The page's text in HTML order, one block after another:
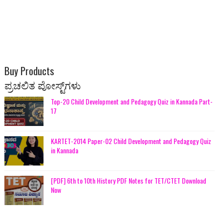
Buy Products
ಪ್ರಚಲಿತ ಪೋಸ್ಟ್‌ಗಳು
Top-20 Child Development and Pedagogy Quiz in Kannada Part-
17
KARTET-2014 Paper-02 Child Development and Pedagogy Quiz
in Kannada
[PDF] 6th to 10th History PDF Notes for TET/CTET Download
Now